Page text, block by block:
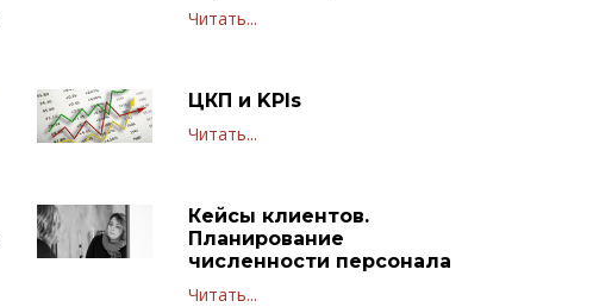
Читать...
ЦКП и KPIs
Читать...
Кейсы клиентов.
Планирование
численности персонала
Читать...